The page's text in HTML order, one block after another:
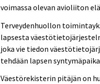
voimassa olevan avioliiton
Terveydenhuollon
lapsesta
joka vie tiedon
tehdään lapsen
Väestörekisterin pitäjän on